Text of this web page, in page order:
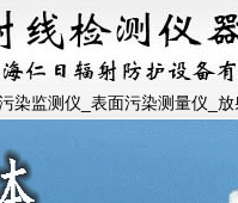
染监测仪_表面污染测量仪_